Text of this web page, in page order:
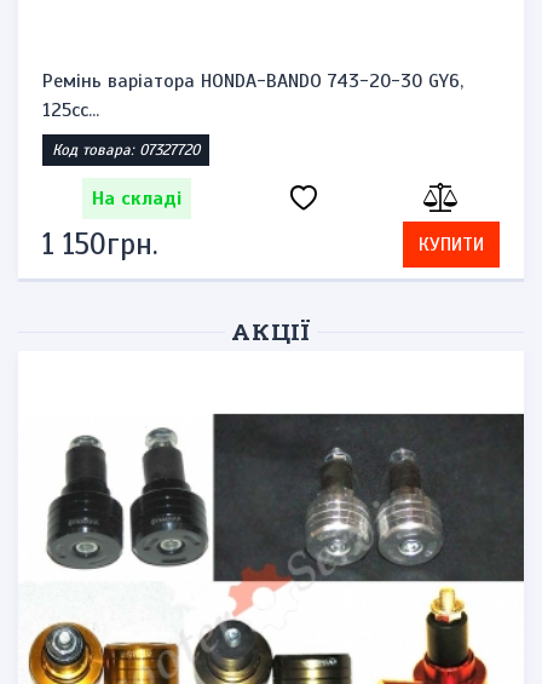
Ремінь варіатора HONDA-BANDO 743-20-30 GY6,
125cc...
Код товара: 07327720
На складі
1 150грн. КУПИТИ
АКЦІЇ